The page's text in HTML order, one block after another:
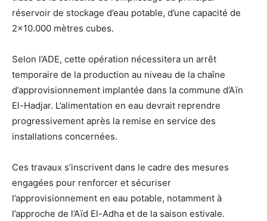
réservoir de stockage d’eau potable, d’une capacité de
2×10.000 mètres cubes.
Selon l’ADE, cette opération nécessitera un arrêt
temporaire de la production au niveau de la chaîne
d’approvisionnement implantée dans la commune d’Aïn
El-Hadjar. L’alimentation en eau devrait reprendre
progressivement après la remise en service des
installations concernées.
Ces travaux s’inscrivent dans le cadre des mesures
engagées pour renforcer et sécuriser
l’approvisionnement en eau potable, notamment à
l’approche de l’Aïd El-Adha et de la saison estivale.